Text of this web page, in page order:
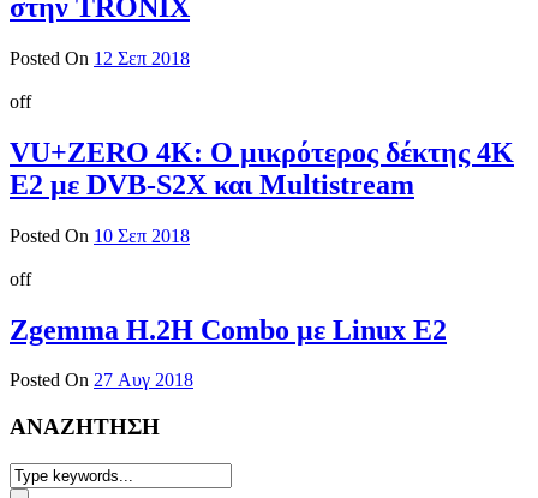
στην TRONIX
Posted On 12 Σεπ 2018
off
VU+ZERO 4K: Ο μικρότερος δέκτης 4K
E2 με DVB-S2X και Multistream
Posted On 10 Σεπ 2018
off
Zgemma H.2H Combo με Linux E2
Posted On 27 Αυγ 2018
ΑΝΑΖΗΤΗΣΗ